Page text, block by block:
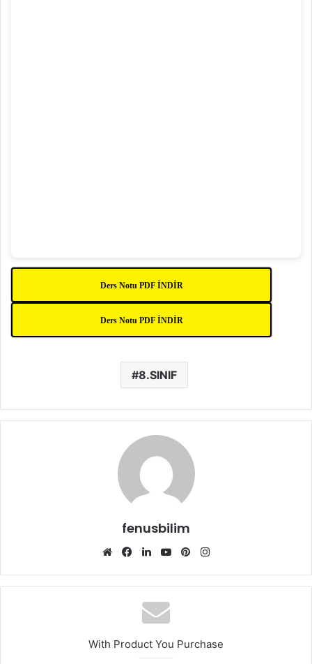
Ders Notu PDF İNDİR
Ders Notu PDF İNDİR
8.SINIF
fenusbilim
Web
Facebook
LinkedInYouTubePinterest
With Product You Purchase